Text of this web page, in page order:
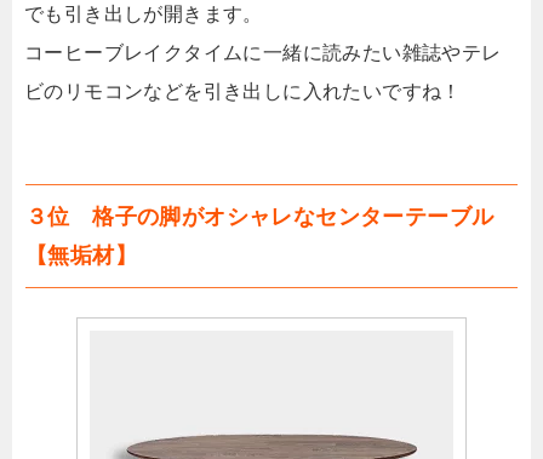
でも引き出しが開きます。
コーヒーブレイクタイムに一緒に読みたい雑誌やテレ
ビのリモコンなどを引き出しに入れたいですね！
３位 格子の脚がオシャレなセンターテーブル
【無垢材】